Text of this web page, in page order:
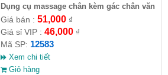
Dụng cụ massage chân kèm gác chân văn
phòng
Giá bán : 51,000₫
Giá sỉ VIP : 46,000₫
Mã SP: 12583
Xem chi tiết
Giỏ hàng